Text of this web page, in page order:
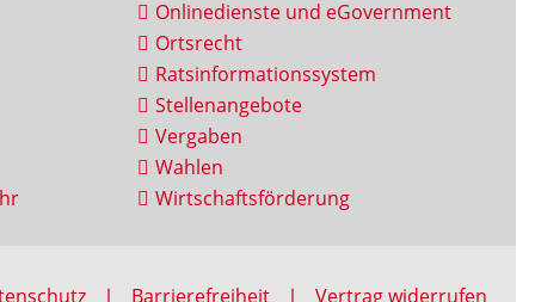
Onlinedienste und eGovernment
Ortsrecht
Ratsinformationssystem
Stellenangebote
Vergaben
Wahlen
Wirtschaftsförderung
Barrierefreiheit Vertrag widerrufen